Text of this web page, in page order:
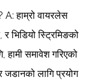
A: हाम्रो वायरलेस
भिडियो स्ट्रिमिङको
समावेश गरिएको
लागि प्रयोग